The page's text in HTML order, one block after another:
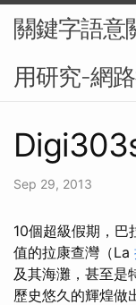
關鍵字語意
用研究-網
Sep 29, 2013
10個超級假期，巴
值的拉康查灣（La
及其海灘，甚至是
歷史悠久的輝煌做